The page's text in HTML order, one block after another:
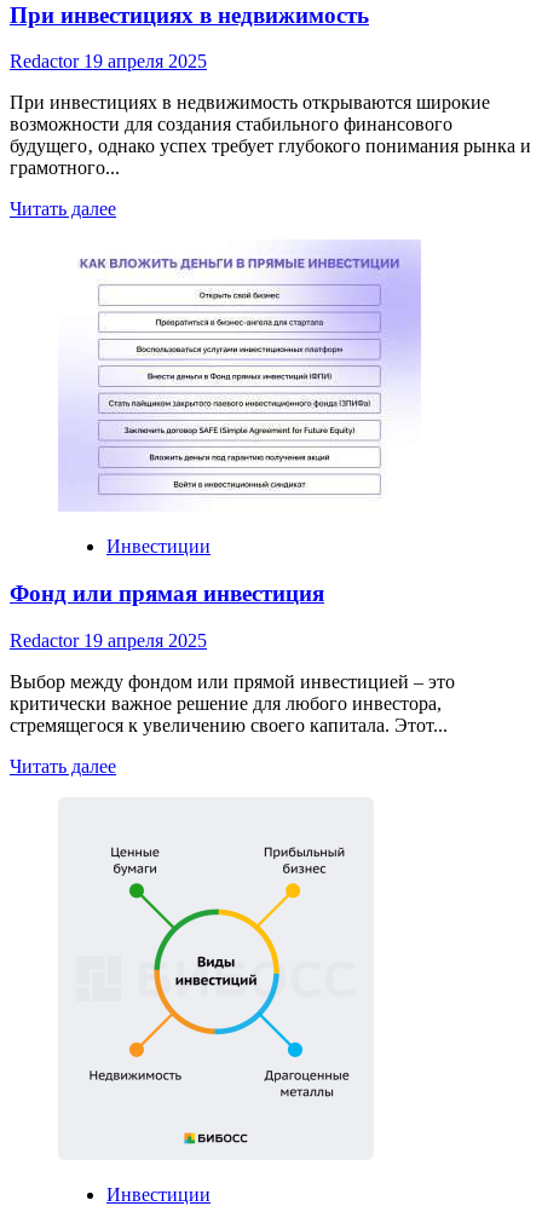
При инвестициях в недвижимость
Redactor 19 апреля 2025
При инвестициях в недвижимость открываются широкие
возможности для создания стабильного финансового
будущего‚ однако успех требует глубокого понимания рынка и
грамотного...
Читать далееRead
При
инвестициях
в
недвижимость
Инвестиции
Фонд или прямая инвестиция
Redactor 19 апреля 2025
Выбор между фондом или прямой инвестицией – это
критически важное решение для любого инвестора,
стремящегося к увеличению своего капитала. Этот...
Читать далееRead
или
прямая
инвестиция
Инвестиции